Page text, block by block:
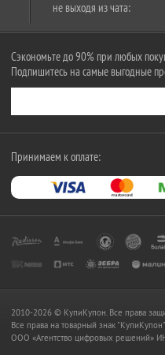
не выходя из чата:
Сэкономьте до 90% при любых
Подпишитесь на самые выгодные
Принимаем к оплате:
2010-2026 © КупиКупон. Все права
Все права на товарный знак
OOO «Агентство цифровых решений»